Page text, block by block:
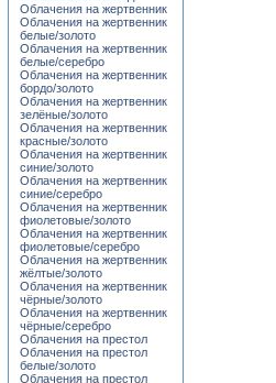
Облачения на жертвенник
Облачения на жертвенник
белые/золото
Облачения на жертвенник
белые/серебро
Облачения на жертвенник
бордо/золото
Облачения на жертвенник
зелёные/золото
Облачения на жертвенник
красные/золото
Облачения на жертвенник
синие/золото
Облачения на жертвенник
синие/серебро
Облачения на жертвенник
фиолетовые/золото
Облачения на жертвенник
фиолетовые/серебро
Облачения на жертвенник
жёлтые/золото
Облачения на жертвенник
чёрные/золото
Облачения на жертвенник
чёрные/серебро
Облачения на престол
Облачения на престол
белые/золото
Облачения на престол